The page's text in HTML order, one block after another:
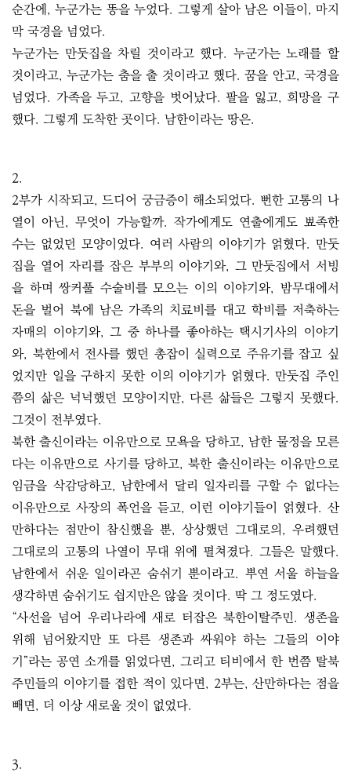
순간에, 누군가는 똥을 누었다. 그렇게 살아 남은 이들이, 마지
막 국경을 넘었다.
누군가는 만둣집을 차릴 것이라고 했다. 누군가는 노래를 할
것이라고, 누군가는 춤을 출 것이라고 했다. 꿈을 안고, 국경을
넘었다. 가족을 두고, 고향을 벗어났다. 팔을 잃고, 희망을 구
했다. 그렇게 도착한 곳이다. 남한이라는 땅은.
2.
2부가 시작되고, 드디어 궁금증이 해소되었다. 뻔한 고통의 나
열이 아닌, 무엇이 가능할까. 작가에게도 연출에게도 뾰족한
수는 없었던 모양이었다. 여러 사람의 이야기가 얽혔다. 만둣
집을 열어 자리를 잡은 부부의 이야기와, 그 만둣집에서 서빙
을 하며 쌍커풀 수술비를 모으는 이의 이야기와, 밤무대에서
돈을 벌어 북에 남은 가족의 치료비를 대고 학비를 저축하는
자매의 이야기와, 그 중 하나를 좋아하는 택시기사의 이야기
와, 북한에서 전사를 했던 총잡이 실력으로 주유기를 잡고 싶
었지만 일을 구하지 못한 이의 이야기가 얽혔다. 만둣집 주인
쯤의 삶은 넉넉했던 모양이지만, 다른 삶들은 그렇지 못했다.
그것이 전부였다.
북한 출신이라는 이유만으로 모욕을 당하고, 남한 물정을 모른
다는 이유만으로 사기를 당하고, 북한 출신이라는 이유만으로
임금을 삭감당하고, 남한에서 달리 일자리를 구할 수 없다는
이유만으로 사장의 폭언을 듣고, 이런 이야기들이 얽혔다. 산
만하다는 점만이 참신했을 뿐, 상상했던 그대로의, 우려했던
그대로의 고통의 나열이 무대 위에 펼쳐졌다. 그들은 말했다.
남한에서 쉬운 일이라곤 숨쉬기 뿐이라고. 뿌연 서울 하늘을
생각하면 숨쉬기도 쉽지만은 않을 것이다. 딱 그 정도였다.
“사선을 넘어 우리나라에 새로 터잡은 북한이탈주민. 생존을
위해 넘어왔지만 또 다른 생존과 싸워야 하는 그들의 이야
기”라는 공연 소개를 읽었다면, 그리고 티비에서 한 번쯤 탈북
주민들의 이야기를 접한 적이 있다면, 2부는, 산만하다는 점을
빼면, 더 이상 새로울 것이 없었다.
3.